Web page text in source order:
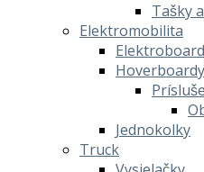
Tašky
Elektromobilita
Hoverboardy
Jednokolky
Truck